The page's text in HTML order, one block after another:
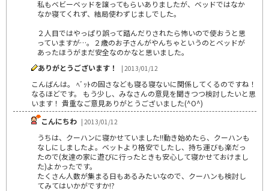
私もベビーベッドを譲ってもらいありましたが、ベッドではなか
なか寝てくれず、結局使わずじましでした。
２人目ではやっぱり誤って踏んだりされたら怖いので使おうと思
っていますが…。２歳のお子さんがやんちゃというのとベッドが
あったほうがまだ安全なのかなと思いました。
ありがとうございます！
| 2013/01/12
こんばんは。 ﾍﾞｯﾄの固さなども寝る寝ないに関係してくるのですね！
なるほどです。 もう少し、みなさんの意見を聞きつつ検討したいと思
います！ 貴重なご意見ありがとうございました(^O^)
こんにちわ | 2013/01/12
うちは、クーハンに寝かせていました!!動き始めたら、クーハンも
なしにしましたよ。ベットより格安でしたし、持ち運びも楽だっ
たので(友達の家に遊びに行ったときも安心して寝かせておけまし
た)よかったです。
たくさん人数が集まる日もあるみたいなので、クーハンも検討し
てみてはいかがですか!?